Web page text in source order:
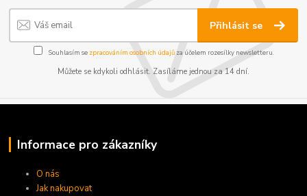
Přihlásit se
Souhlasím se zpracováním osobních údajůza účelem rozesílky newsletteru.
Můžete se kdykoli odhlásit. Zasíláme jednou za 14 dní.
Informace pro zákazníky
O nás
Jak nakupovat